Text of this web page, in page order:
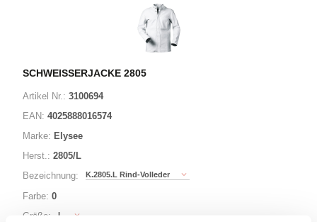
SCHWEISSERJACKE 2805
Artikel Nr.: 3100694
EAN: 4025888016574
Marke: Elysee
Herst.: 2805/L
Bezeichnung:
K.2805.L Rind-Volleder
Farbe: 0
Größe:
L